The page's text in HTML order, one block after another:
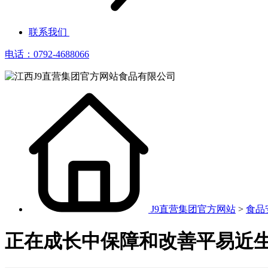
联系我们
电话：0792-4688066
J9直营集团官方网站 > 食品
正在成长中保障和改善平易近